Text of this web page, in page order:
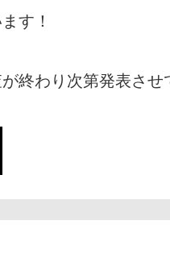
す！
終わり次第発表さ